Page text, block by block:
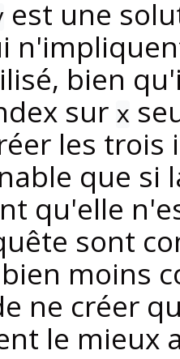
est une
bien
sur x
les
que si
qu'elle
sont
moins
ne créer
le mieux